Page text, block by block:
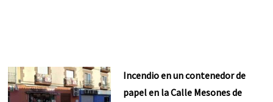
Incendio en un contenedor de
papel en la Calle Mesones de